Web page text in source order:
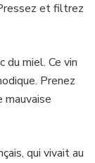
et filtrez
du miel. Ce vin
Prenez
mauvaise
qui vivait au